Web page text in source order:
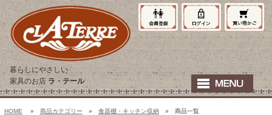
暮らしにやさしい
家具のお店ラ・テール
HOME » 商品カテゴリー » 食器棚・キッチン収納» 商品一覧